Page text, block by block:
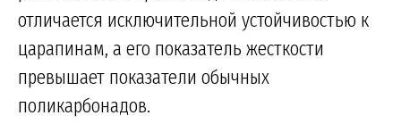
отличается исключительной устойчивостью к
царапинам, а его показатель жесткости
превышает показатели обычных
поликарбонадов.